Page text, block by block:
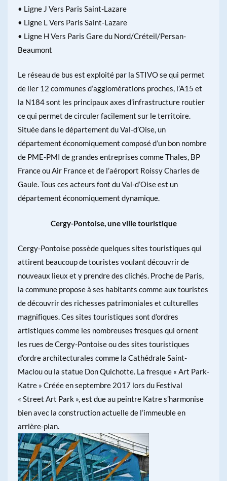
• Ligne J Vers Paris Saint-Lazare
• Ligne L Vers Paris Saint-Lazare
• Ligne H Vers Paris Gare du Nord/Créteil/Persan-
Beaumont
Le réseau de bus est exploité par la STIVO se qui permet
de lier 12 communes d’agglomérations proches, l’A15 et
la N184 sont les principaux axes d’infrastructure routier
ce qui permet de circuler facilement sur le territoire.
Située dans le département du Val-d’Oise, un
département économiquement composé d’un bon nombre
de PME-PMI de grandes entreprises comme Thales, BP
France ou Air France et de l’aéroport Roissy Charles de
Gaule. Tous ces acteurs font du Val-d’Oise est un
département économiquement dynamique.
Cergy-Pontoise, une ville touristique
Cergy-Pontoise possède quelques sites touristiques qui
attirent beaucoup de touristes voulant découvrir de
nouveaux lieux et y prendre des clichés. Proche de Paris,
la commune propose à ses habitants comme aux touristes
de découvrir des richesses patrimoniales et culturelles
magnifiques. Ces sites touristiques sont d’ordres
artistiques comme les nombreuses fresques qui ornent
les rues de Cergy-Pontoise ou des sites touristiques
d’ordre architecturales comme la Cathédrale Saint-
Maclou ou la statue Don Quichotte. La fresque « Art Park-
Katre » Créée en septembre 2017 lors du Festival
« Street Art Park », est due au peintre Katre s’harmonise
bien avec la construction actuelle de l’immeuble en
arrière-plan.